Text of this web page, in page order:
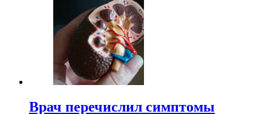
Врач перечислил симптомы